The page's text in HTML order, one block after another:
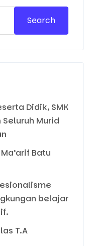
Search
Didik, SMK
Murid
Batu
belajar
T.A